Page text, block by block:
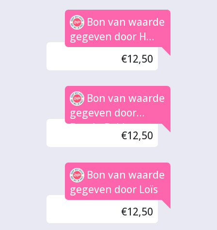
Bon van waarde
gegeven door H
Steinvoort
€12,50
Bon van waarde
gegeven door
Esmée Bakker
€12,50
Bon van waarde
gegeven door Loïs
€12,50